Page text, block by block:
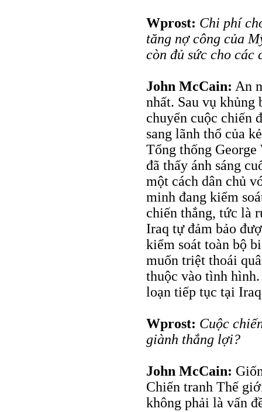
Wprost: Chi phí
tăng nợ công của
còn đủ sức cho các
John McCain: An
nhất. Sau vụ khủng
chuyển cuộc chiến
sang lãnh thổ của
Tổng thống
đã thấy ánh sáng
một cách dân chủ
minh đang kiểm
chiến thắng, tức là
Iraq tự đảm bảo
kiểm soát toàn bộ
muốn triệt thoái
thuộc vào tình
loạn tiếp tục tại
Wprost: Cuộc
giành thắng lợi?
John McCain:
Chiến tranh Thế
không phải là vấn